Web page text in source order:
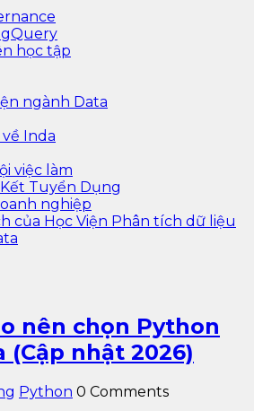
học tập
ngành Data
Inda
việc làm
Tuyển Dụng
nghiệp
của Học Viện Phân tích dữ liệu
nên chọn Python
(Cập nhật 2026)
Python 0 Comments